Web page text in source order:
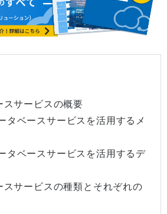
サービスの概要
タベースサービスを活用するメ
タベースサービスを活用するデ
サービスの種類とそれぞれの